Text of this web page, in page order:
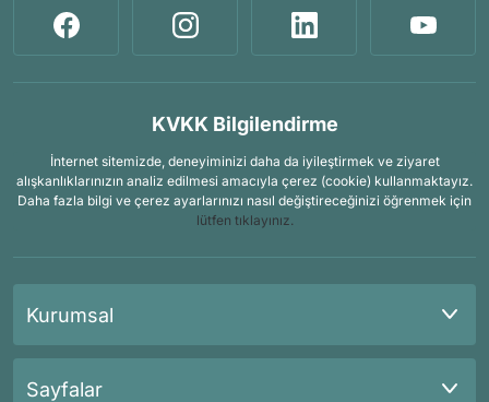
KVKK Bilgilendirme
İnternet sitemizde, deneyiminizi daha da iyileştirmek ve ziyaret
alışkanlıklarınızın analiz edilmesi amacıyla çerez (cookie) kullanmaktayız.
Daha fazla bilgi ve çerez ayarlarınızı nasıl değiştireceğinizi öğrenmek için
lütfen tıklayınız.
Kurumsal
Sayfalar